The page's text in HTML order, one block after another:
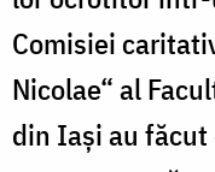
Comisiei
Nicolae“ al
din Iaşi au